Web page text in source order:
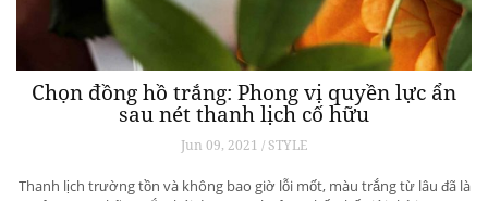
Chọn đồng hồ trắng: Phong vị quyền lực ẩn
sau nét thanh lịch cố hữu
Jun 09, 2021 / STYLE
Thanh lịch trường tồn và không bao giờ lỗi mốt, màu trắng từ lâu đã là